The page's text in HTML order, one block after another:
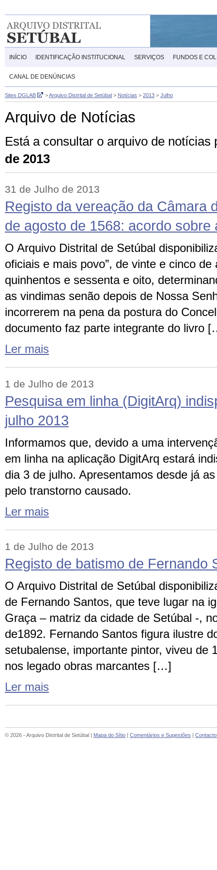
INÍCIO IDENTIFICAÇÃO INSTITUCIONAL SERVIÇOS FUNDOS E
CANAL DE DENÚNCIAS
Sites DGLAB >Arquivo Distrital de Setúbal > Notícias > 2013 > Julho
Arquivo de Notícias
Está a consultar o arquivo de
de 2013
31 de Julho de 2013
Registo da vereação da Câmara
de agosto de 1568: acordo sobre
O Arquivo Distrital de Setúbal
oficiais e mais povo”, de vinte e cinco de
quinhentos e sessenta e oito,
as vindimas senão depois de Nossa
incorrerem na pena da postura do
documento faz parte integrante do livro
Ler mais
1 de Julho de 2013
Pesquisa em linha (DigitArq)
julho 2013
Informamos que, devido a uma
em linha na aplicação DigitArq estará
dia 3 de julho. Apresentamos desde já
pelo transtorno causado.
Ler mais
1 de Julho de 2013
Registo de batismo de Fernando
O Arquivo Distrital de Setúbal
de Fernando Santos, que teve lugar na
Graça – matriz da cidade de Setúbal -,
de1892. Fernando Santos figura ilustre
setubalense, importante pintor, viveu de
nos legado obras marcantes […]
Ler mais
© 2026 - Arquivo Distrital de Setúbal | Mapa do Sítio | Comentários e Sugestões |